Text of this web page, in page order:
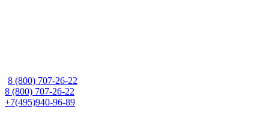
8 (800) 707-26-22
8 (800) 707-26-22
+7(495)940-96-89